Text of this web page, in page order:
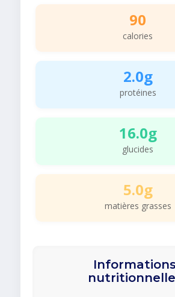
90
calories
2.0g
protéines
16.0g
glucides
5.0g
matières grasses
Informations